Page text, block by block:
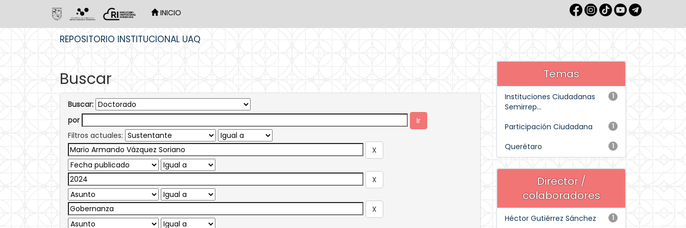
INICIO
REPOSITORIO INSTITUCIONAL UAQ
Buscar
Buscar:
por
Filtros actuales:
Temas
1
Instituciones Ciudadanas
Semirrep...
1
Participación Ciudadana
1
Querétaro
Director /
colaboradores
1
Héctor Gutiérrez Sánchez